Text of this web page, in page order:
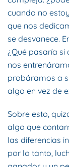
cuando no
que nos
se desvanece.
¿Qué pasaría
nos
probáramos a
algo en vez de
Sobre esto,
algo que
las diferencias
por lo tanto,